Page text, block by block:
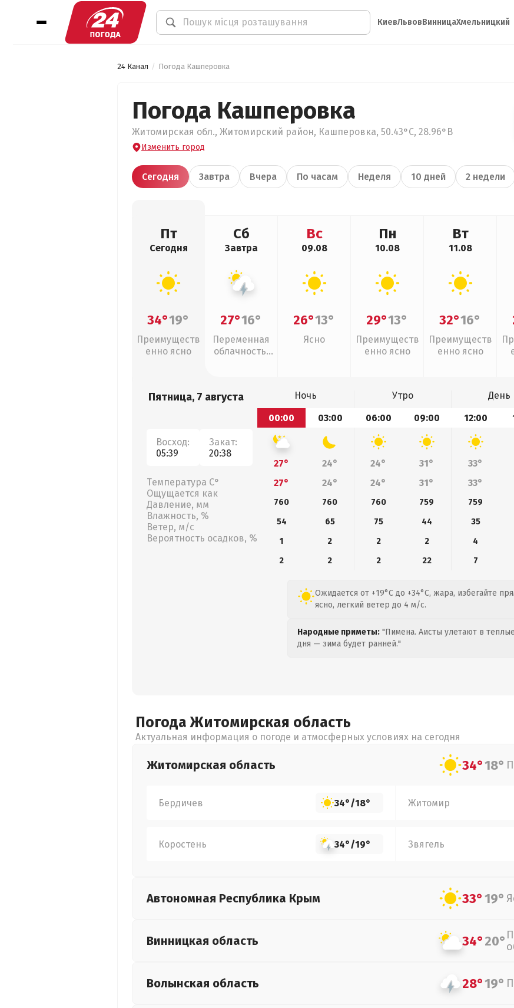
КиевЛьвовВинницаХмельницкий
24 Канал Погода Кашперовка
Погода Кашперовка
Житомирская обл., Житомирский район, Кашперовка, 50.43°С, 28.96°В
Изменить город
Сегодня Завтра Вчера По часам Неделя 10 дней 2 недели
Пт
Сегодня
34°19°
Преимуществ
енно ясно
Сб
Завтра
27°16°
Переменная
облачность,
Вс
09.08
26°13°
Ясно
Пн
10.08
29°13°
Преимуществ
енно ясно
Вт
11.08
32°16°
Преимуществ
енно ясно
Пятница, 7 августа
Восход:
05:39
Закат:
20:38
Температура С°
Ощущается как
Давление, мм
Влажность, %
Ветер, м/с
Вероятность осадков, %
Ночь Утро День
00:00
03:00 06:00 09:00 12:00
27° 24° 24° 31° 33°
27°
24° 24° 31° 33°
760 760 760 759 759
54
65 75 44 35
1
2 2 2 4
2
2 2 22 7
Ожидается от +19°C до +34°C, жара, избегайте
ясно, легкий ветер до 4 м/с.
Народные приметы: "Пимена. Аисты улетают в
дня — зима будет ранней."
Погода Житомирская область
Актуальная информация о погоде и атмосферных условиях на сегодня
Житомирская область 34°18°
Бердичев 34°/18° Житомир
Коростень 34°/19° Звягель
Автономная Республика Крым 33°19°
Винницкая область 34°20°
Волынская область 28°19°